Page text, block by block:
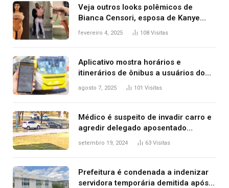
Veja outros looks polêmicos de
Bianca Censori, esposa de Kanye
West que apareceu nua no Grammy
fevereiro 4, 2025 108 Visitas
Aplicativo mostra horários e
itinerários de ônibus a usuários do
transporte público de Palmas; confira
agosto 7, 2025 101 Visitas
Médico é suspeito de invadir carro e
agredir delegado aposentado
durante confusão no trânsito
setembro 19, 2024 63 Visitas
Prefeitura é condenada a indenizar
servidora temporária demitida após